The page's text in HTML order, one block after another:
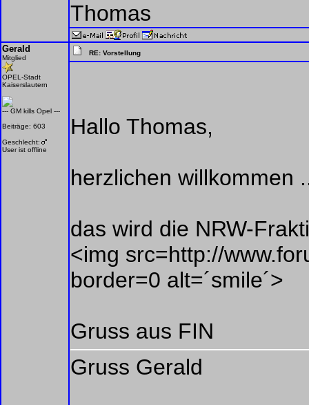
Thomas
Gerald
Mitglied
OPEL-Stadt
Kaiserslautern
--- GM kills Opel ---
Beiträge: 603
Geschlecht:
User ist offline
RE: Vorstellung
Hallo Thomas,
herzlichen willkommen
das wird die NRW-
<img src=http://
border=0 alt=´smile´>
Gruss aus FIN
Gruss Gerald